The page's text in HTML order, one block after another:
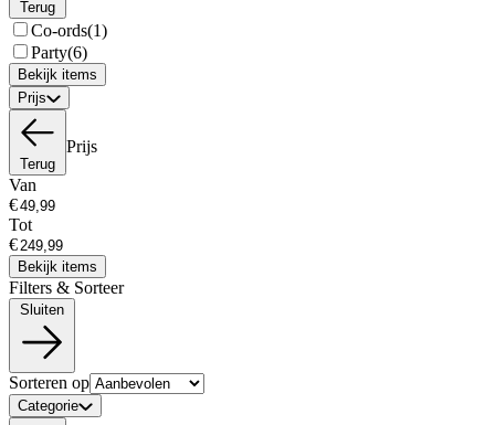
Terug
Co-ords(1)
Party(6)
Bekijk items
Prijs
Terug
Prijs
Van
€
Tot
€
Bekijk items
Filters & Sorteer
Sorteren op
Categorie